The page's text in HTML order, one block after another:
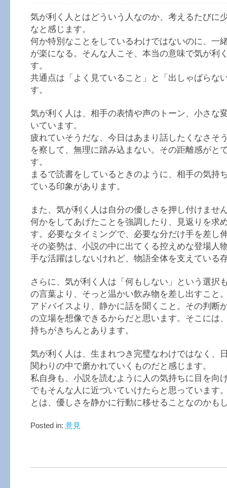
気が利く人とはどういう人なのか、考えるたびに
なと感じます。
何か特別なことをしているわけではないのに、一
が楽になる。そんな人こそ、本当の意味で気が利
す。
共通点は「よく見ていること」と「出しゃばらな
す。
気が利く人は、相手の表情や声のトーン、小さな
いています。
疲れていそうだな、今日はあまり話したくなさそ
を察して、無理に踏み込まない。その距離感がと
す。
まるで読書をしているときのように、相手の気持
ている印象があります。
また、気が利く人は自分の優しさを押し付けませ
何かをしてあげたことを強調したり、見返りを求
す。必要なタイミングで、必要な分だけ手を差し
その姿勢は、小説の中に出てくる控えめな登場人
手な活躍はしないけれど、物語全体を支えている
さらに、気が利く人は「何もしない」という選択
の言葉より、そっと温かい飲み物を差し出すこと
アドバイスより、静かに話を聞くこと。その判断
の立場を想像できるからだと思います。そこには
持ちがきちんとあります。
気が利く人は、生まれつき完璧なわけではなく、
関わりの中で磨かれていくものだと感じます。
私自身も、小説を読むように人の気持ちに目を向
でもそんな人に近づいていけたらと思っています
とは、優しさを静かに行動に移せることなのかも
Posted in: 意見